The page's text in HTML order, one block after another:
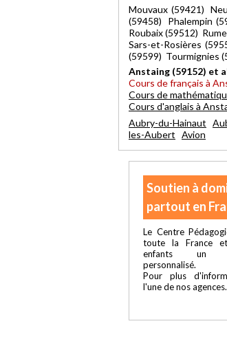
Mouvaux (59421)
(59458) Phalempin
Roubaix (59512)
Sars-et-Rosières
(59599) Tourmignies
Anstaing (59152) et
Cours de français à
Cours de
Cours d'anglais à
Aubry-du-Hainaut
les-Aubert Avion
Soutien à
partout en
Le Centre
toute la France
enfants un
personnalisé.
Pour plus
l'une de nos agences.